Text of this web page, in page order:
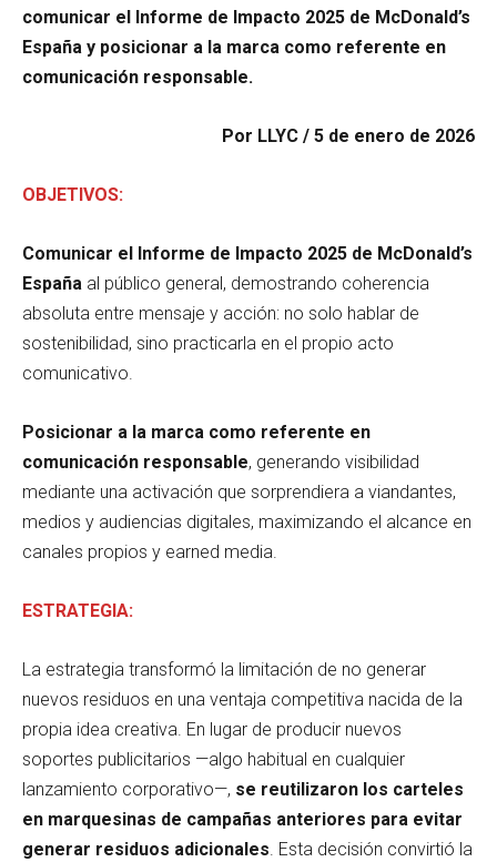
comunicar el Informe de Impacto 2025 de McDonald’s
España y posicionar a la marca como referente en
comunicación responsable.
Por LLYC / 5 de enero de 2026
OBJETIVOS:
Comunicar el Informe de Impacto 2025 de McDonald’s
España al público general, demostrando coherencia
absoluta entre mensaje y acción: no solo hablar de
sostenibilidad, sino practicarla en el propio acto
comunicativo.
Posicionar a la marca como referente en
comunicación responsable, generando visibilidad
mediante una activación que sorprendiera a viandantes,
medios y audiencias digitales, maximizando el alcance en
canales propios y earned media.
ESTRATEGIA:
La estrategia transformó la limitación de no generar
nuevos residuos en una ventaja competitiva nacida de la
propia idea creativa. En lugar de producir nuevos
soportes publicitarios —algo habitual en cualquier
lanzamiento corporativo—, se reutilizaron los carteles
en marquesinas de campañas anteriores para evitar
generar residuos adicionales. Esta decisión convirtió la